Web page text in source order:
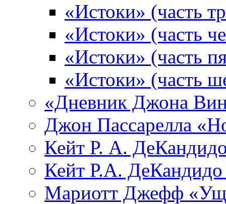
«Истоки» (часть
«Истоки» (часть
«Истоки» (часть
«Истоки» (часть
«Дневник Джона
Джон Пассарелла
Кейт Р. А.
Кейт Р.А.
Мариотт Джефф